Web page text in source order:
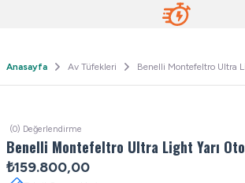
Anasayfa Av Tüfekleri Benelli Montefeltro Ultra
(0) Değerlendirme
Benelli Montefeltro Ultra Light Yarı
₺159.800,00